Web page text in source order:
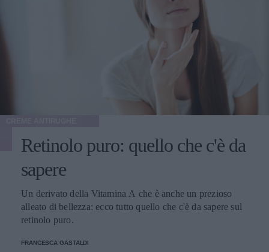
Retinolo puro: quello che c'è da
sapere
Un derivato della Vitamina A che è anche un prezioso
alleato di bellezza: ecco tutto quello che c'è da sapere sul
retinolo puro.
FRANCESCA GASTALDI